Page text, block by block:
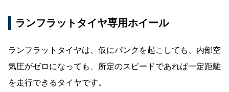
ランフラットタイヤ専用ホイール
ランフラットタイヤは、仮にパンクを起こしても、内部空
気圧がゼロになっても、所定のスピードであれば一定距離
を走行できるタイヤです。